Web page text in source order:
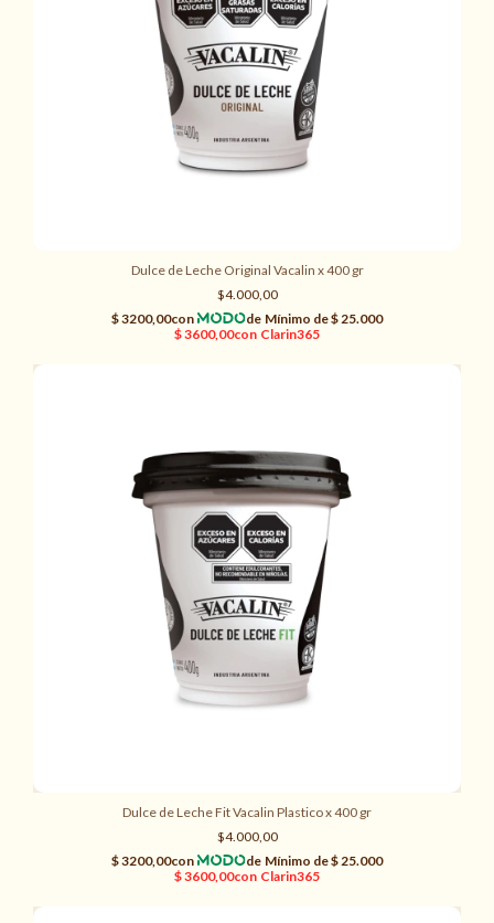
Dulce de Leche Original Vacalin x 400 gr
$4.000,00
Dulce de Leche Fit Vacalin Plastico x 400 gr
$4.000,00